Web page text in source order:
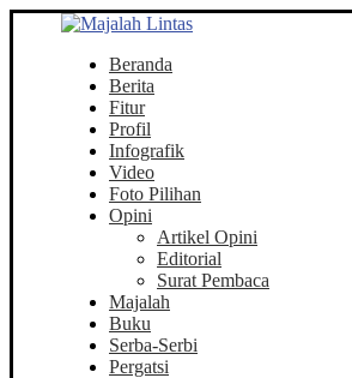
Beranda
Berita
Fitur
Profil
Infografik
Video
Foto Pilihan
Opini
Artikel Opini
Editorial
Surat Pembaca
Majalah
Buku
Serba-Serbi
Pergatsi